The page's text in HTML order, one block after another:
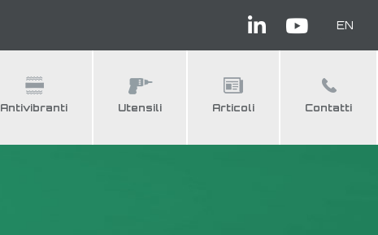
EN
Antivibranti Utensili Articoli Contatti